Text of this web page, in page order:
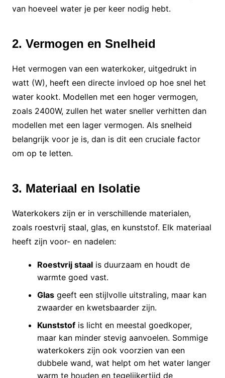
van hoeveel water je per keer nodig hebt.
2. Vermogen en Snelheid
Het vermogen van een waterkoker, uitgedrukt in
watt (W), heeft een directe invloed op hoe snel het
water kookt. Modellen met een hoger vermogen,
zoals 2400W, zullen het water sneller verhitten dan
modellen met een lager vermogen. Als snelheid
belangrijk voor je is, dan is dit een cruciale factor
om op te letten.
3. Materiaal en Isolatie
Waterkokers zijn er in verschillende materialen,
zoals roestvrij staal, glas, en kunststof. Elk materiaal
heeft zijn voor- en nadelen:
Roestvrij staalis duurzaam en houdt de
warmte goed vast.
Glasgeeft een stijlvolle uitstraling, maar kan
zwaarder en kwetsbaarder zijn.
Kunststofis licht en meestal goedkoper,
maar kan minder stevig aanvoelen. Sommige
waterkokers zijn ook voorzien van een
dubbele wand, wat helpt om het water langer
warm te houden en tegelijkertijd de